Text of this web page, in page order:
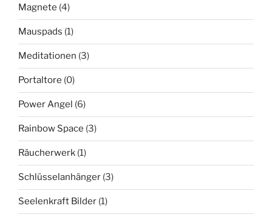
Magnete (4)
Mauspads (1)
Meditationen (3)
Portaltore (0)
Power Angel (6)
Rainbow Space (3)
Räucherwerk (1)
Schlüsselanhänger (3)
Seelenkraft Bilder (1)